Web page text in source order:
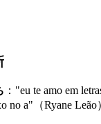
："eu te amo em
no a"（Ryane Leão